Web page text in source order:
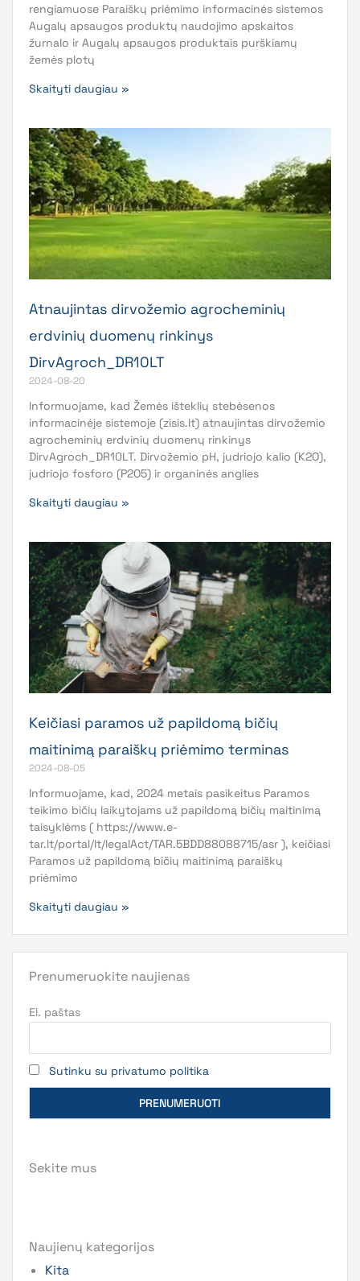
rengiamuose Paraiškų priėmimo informacinės sistemos
Augalų apsaugos produktų naudojimo apskaitos
žurnalo ir Augalų apsaugos produktais purškiamų
žemės plotų
Skaityti daugiau »
Atnaujintas dirvožemio agrocheminių
erdvinių duomenų rinkinys
DirvAgroch_DR10LT
2024-08-20
Informuojame, kad Žemės išteklių stebėsenos
informacinėje sistemoje (zisis.lt) atnaujintas dirvožemio
agrocheminių erdvinių duomenų rinkinys
DirvAgroch_DR10LT. Dirvožemio pH, judriojo kalio (K2O),
judriojo fosforo (P2O5) ir organinės anglies
Skaityti daugiau »
Keičiasi paramos už papildomą bičių
maitinimą paraiškų priėmimo terminas
2024-08-05
Informuojame, kad, 2024 metais pasikeitus Paramos
teikimo bičių laikytojams už papildomą bičių maitinimą
taisyklėms ( https://www.e-
tar.lt/portal/lt/legalAct/TAR.5BDD88088715/asr ), keičiasi
Paramos už papildomą bičių maitinimą paraiškų
priėmimo
Skaityti daugiau »
Prenumeruokite naujienas
El. paštas
Sutinku su privatumo politika
Sekite mus
Naujienų kategorijos
Kita